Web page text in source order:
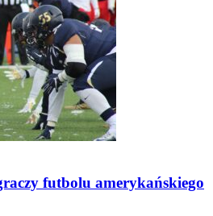
futbolu amerykańskiego